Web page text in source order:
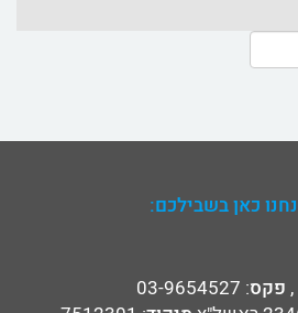
כאן בשבילכם:
, פקס: 03-9654527